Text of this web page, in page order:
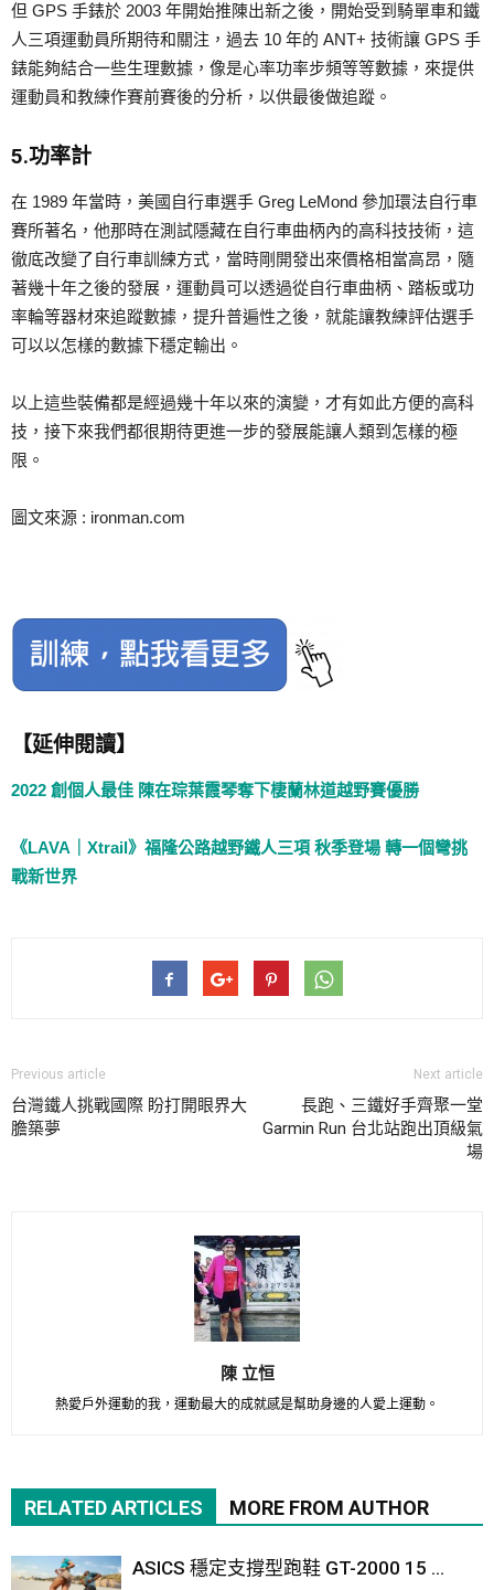
但 GPS 手錶於 2003 年開始推陳出新之後，開始受到騎單車和鐵
人三項運動員所期待和關注，過去 10 年的 ANT+ 技術讓 GPS 手
錶能夠結合一些生理數據，像是心率功率步頻等等數據，來提供
運動員和教練作賽前賽後的分析，以供最後做追蹤。
5.功率計
在 1989 年當時，美國自行車選手 Greg LeMond 參加環法自行車
賽所著名，他那時在測試隱藏在自行車曲柄內的高科技技術，這
徹底改變了自行車訓練方式，當時剛開發出來價格相當高昂，隨
著幾十年之後的發展，運動員可以透過從自行車曲柄、踏板或功
率輪等器材來追蹤數據，提升普遍性之後，就能讓教練評估選手
可以以怎樣的數據下穩定輸出。
以上這些裝備都是經過幾十年以來的演變，才有如此方便的高科
技，接下來我們都很期待更進一步的發展能讓人類到怎樣的極
限。
圖文來源 : ironman.com
【延伸閱讀】
2022 創個人最佳 陳在琮葉霞琴奪下棲蘭林道越野賽優勝
《LAVA｜Xtrail》福隆公路越野鐵人三項 秋季登場 轉一個彎挑
戰新世界
Previous article
台灣鐵人挑戰國際 盼打開眼界大
膽築夢
Next article
長跑、三鐵好手齊聚一堂
Garmin Run 台北站跑出頂級氣
場
陳 立恒
熱愛戶外運動的我，運動最大的成就感是幫助身邊的人愛上運動。
RELATED ARTICLES MORE FROM AUTHOR
ASICS 穩定支撐型跑鞋 GT-2000 15 ...